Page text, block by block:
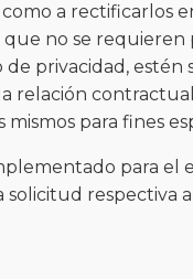
a rectificarlos
no se requieren
privacidad,
relación
para fines
para el
respectiva